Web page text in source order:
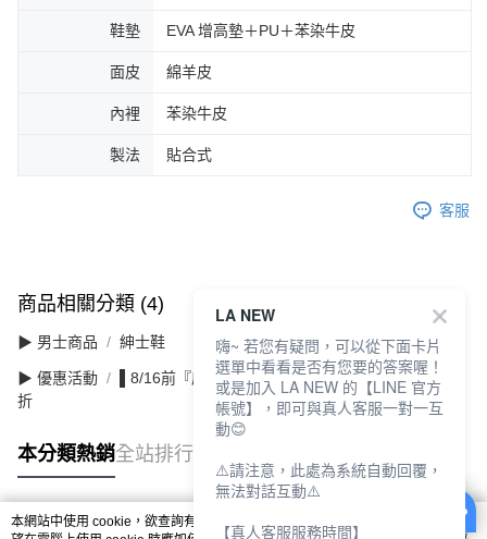
鞋墊 EVA 增高墊＋PU＋苯染牛皮
面皮 綿羊皮
內裡 苯染牛皮
製法 貼合式
客服
商品相關分類 (4)
▶ 男士商品 紳士鞋
▶ 優惠活動
▌8/16前『店長推薦暢銷專區』滿1雙88折 滿2雙77
折
本分類熱銷全站排行
本網站中使用 cookie，欲查詢有關本網站使用 cookie 方式之詳情，及若您不希
LA NEW
嗨~ 若您有疑問，可以從下面卡片
選單中看看是否有您要的答案喔！
或是加入 LA NEW 的【LINE 官方
帳號】，即可與真人客服一對一互
動😊
⚠️請注意，此處為系統自動回覆，
無法對話互動⚠️
【真人客服服務時間】